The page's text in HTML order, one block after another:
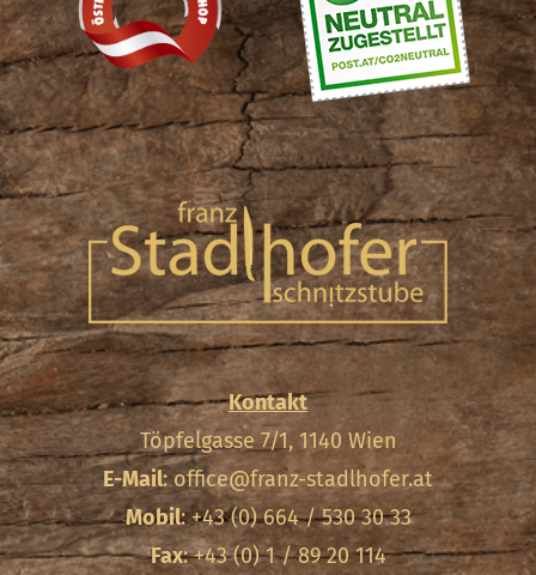
Kontakt
Töpfelgasse 7/1, 1140 Wien
E-Mail:office@franz-stadlhofer.at
Mobil: +43 (0) 664 / 530 30 33
Fax: +43 (0) 1 / 89 20 114